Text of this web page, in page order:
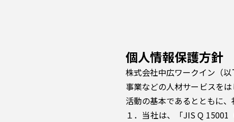
個人情報保護方針
株式会社中広ワークイン（
事業などの人材サービスを
活動の基本であるとともに
１．当社は、「JIS Q